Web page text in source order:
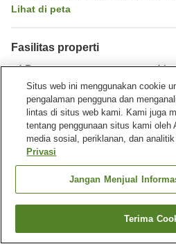
Lihat di peta
Fasilitas properti
Restoran
Gymnasium
Beranda Amerika Serikat Illinois
Hilton Chicago/Magnificent Mile Suites
Cari
Situs web ini menggunakan cookie
pengalaman pengguna dan
lintas di situs web kami. Kami juga
tentang penggunaan situs kami oleh
media sosial, periklanan, dan
Privasi
Jangan Menjual
Terima